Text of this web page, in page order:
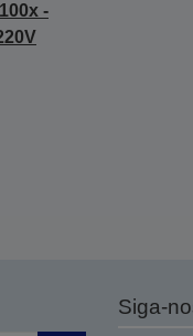
-
Siga-